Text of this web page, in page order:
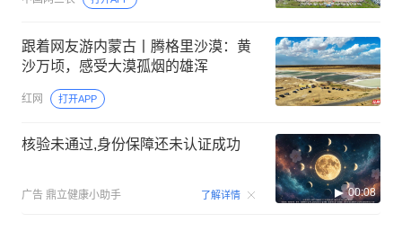
跟着网友游内蒙古丨腾格里沙漠：黄
沙万顷，感受大漠孤烟的雄浑
红网 打开APP
核验未通过,身份保障还未认证成功
广告 鼎立健康小助手 了解详情 00:08